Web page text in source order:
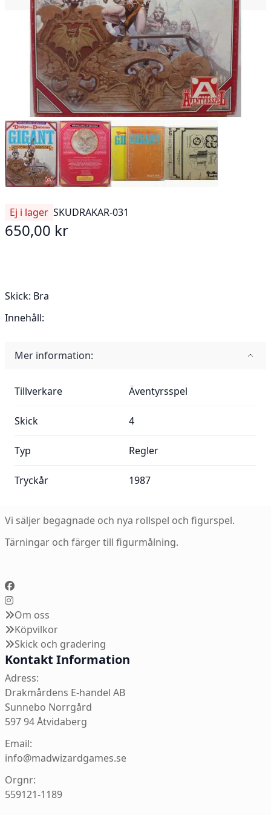
Ej i lager SKUDRAKAR-031
650,00 kr
Skick: Bra
Innehåll:
Mer information:
Tillverkare Äventyrsspel
Skick 4
Typ Regler
Tryckår 1987
Vi säljer begagnade och nya rollspel och figurspel.
Tärningar och färger till figurmålning.
Om oss
Köpvilkor
Skick och gradering
Kontakt Information
Adress:
Drakmårdens E-handel AB
Sunnebo Norrgård
597 94 Åtvidaberg
Email:
info@madwizardgames.se
Orgnr:
559121-1189